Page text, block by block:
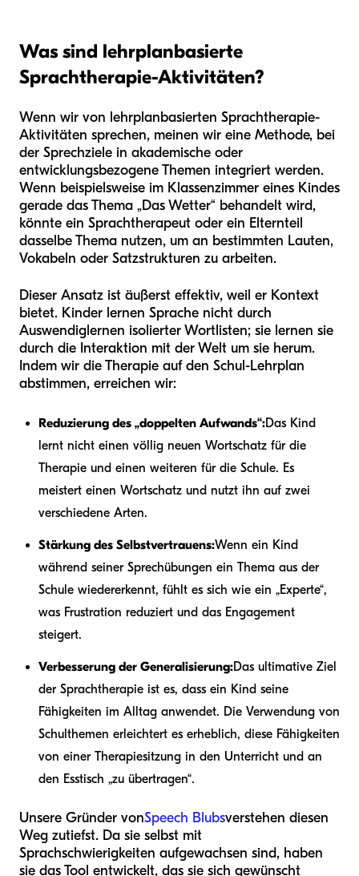
Was sind lehrplanbasierte
Sprachtherapie-Aktivitäten?
Wenn wir von lehrplanbasierten Sprachtherapie-
Aktivitäten sprechen, meinen wir eine Methode, bei
der Sprechziele in akademische oder
entwicklungsbezogene Themen integriert werden.
Wenn beispielsweise im Klassenzimmer eines Kindes
gerade das Thema „Das Wetter“ behandelt wird,
könnte ein Sprachtherapeut oder ein Elternteil
dasselbe Thema nutzen, um an bestimmten Lauten,
Vokabeln oder Satzstrukturen zu arbeiten.
Dieser Ansatz ist äußerst effektiv, weil er Kontext
bietet. Kinder lernen Sprache nicht durch
Auswendiglernen isolierter Wortlisten; sie lernen sie
durch die Interaktion mit der Welt um sie herum.
Indem wir die Therapie auf den Schul-Lehrplan
abstimmen, erreichen wir:
Reduzierung des „doppelten Aufwands“:Das Kind
lernt nicht einen völlig neuen Wortschatz für die
Therapie und einen weiteren für die Schule. Es
meistert einen Wortschatz und nutzt ihn auf zwei
verschiedene Arten.
Stärkung des Selbstvertrauens:Wenn ein Kind
während seiner Sprechübungen ein Thema aus der
Schule wiedererkennt, fühlt es sich wie ein „Experte“,
was Frustration reduziert und das Engagement
steigert.
Verbesserung der Generalisierung:Das ultimative Ziel
der Sprachtherapie ist es, dass ein Kind seine
Fähigkeiten im Alltag anwendet. Die Verwendung von
Schulthemen erleichtert es erheblich, diese Fähigkeiten
von einer Therapiesitzung in den Unterricht und an
den Esstisch „zu übertragen“.
Unsere Gründer vonSpeech Blubsverstehen diesen
Weg zutiefst. Da sie selbst mit
Sprachschwierigkeiten aufgewachsen sind, haben
sie das Tool entwickelt, das sie sich gewünscht